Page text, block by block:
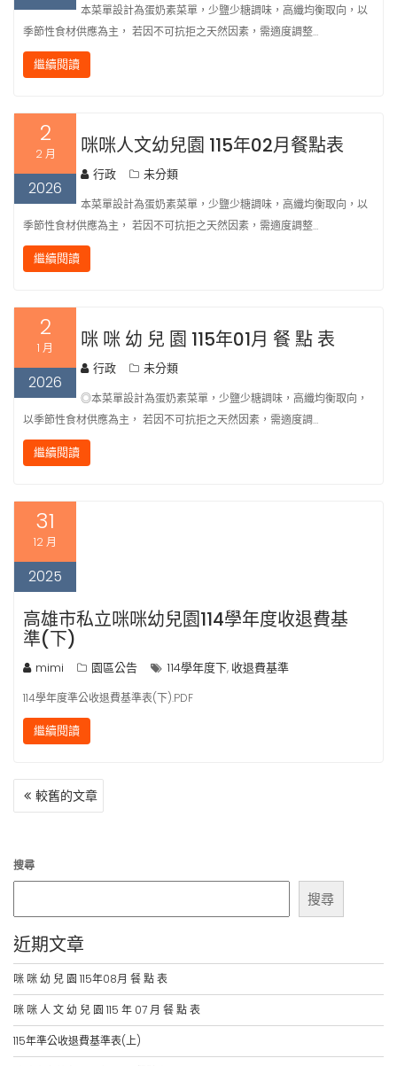
本菜單設計為蛋奶素菜單，少鹽少糖調味，高纖均衡取向，以
季節性食材供應為主， 若因不可抗拒之天然因素，需適度調整…
繼續閱讀
2
2 月
2026
咪咪人文幼兒園 115年02月餐點表
行政 未分類
本菜單設計為蛋奶素菜單，少鹽少糖調味，高纖均衡取向，以
季節性食材供應為主， 若因不可抗拒之天然因素，需適度調整…
繼續閱讀
2
1 月
2026
咪 咪 幼 兒 園 115年01月 餐 點 表
行政 未分類
◎本菜單設計為蛋奶素菜單，少鹽少糖調味，高纖均衡取向，
以季節性食材供應為主， 若因不可抗拒之天然因素，需適度調…
繼續閱讀
31
12 月
2025
高雄市私立咪咪幼兒園114學年度收退費基
準(下)
mimi 園區公告 114學年度下, 收退費基準
114學年度準公收退費基準表(下).PDF
繼續閱讀
文
章 較舊的文章
搜尋
搜尋
近期文章
咪 咪 幼 兒 園 115年08月 餐 點 表
咪 咪 人 文 幼 兒 園 115 年 07 月 餐 點 表
115年準公收退費基準表(上)